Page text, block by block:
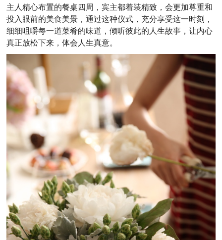
主人精心布置的餐桌四周，宾主都着装精致，会更加尊重和
投入眼前的美食美景，通过这种仪式，充分享受这一时刻，
细细咀嚼每一道菜肴的味道，倾听彼此的人生故事，让内心
真正放松下来，体会人生真意。